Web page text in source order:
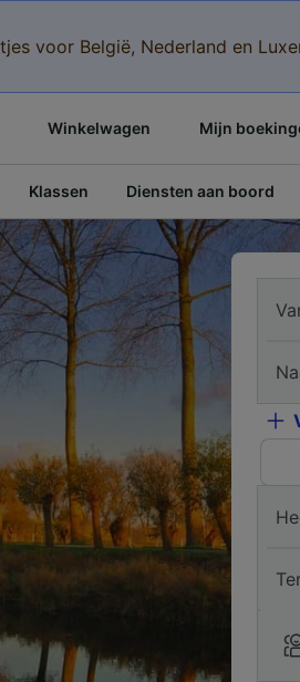
voor België, Nederland en
Winkelwagen Mijn
Klassen Diensten aan boord